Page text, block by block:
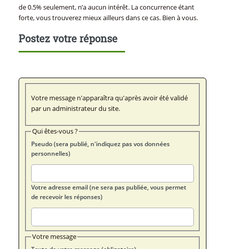
de 0.5% seulement, n’a aucun intérêt. La concurrence étant
forte, vous trouverez mieux ailleurs dans ce cas. Bien à vous.
Postez votre réponse
Votre message n'apparaîtra qu'après avoir été validé
par un administrateur du site.
Qui êtes-vous ?
Pseudo (sera publié, n'indiquez pas vos données
personnelles)
Votre adresse email (ne sera pas publiée, vous permet
de recevoir les réponses)
Votre message